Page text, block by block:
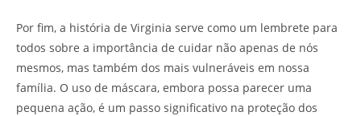
Por fim, a história de Virginia serve como um lembrete para
todos sobre a importância de cuidar não apenas de nós
mesmos, mas também dos mais vulneráveis em nossa
família. O uso de máscara, embora possa parecer uma
pequena ação, é um passo significativo na proteção dos